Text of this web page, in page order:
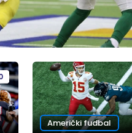
Američki fudbal